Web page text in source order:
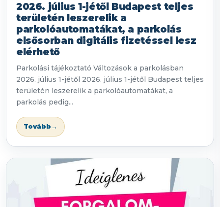
2026. július 1-jétől Budapest teljes
területén leszerelik a
parkolóautomatákat, a parkolás
elsősorban digitális fizetéssel lesz
elérhető
Parkolási tájékoztató Változások a parkolásban
2026. július 1-jétől 2026. július 1-jétől Budapest teljes
területén leszerelik a parkolóautomatákat, a
parkolás pedig...
Tovább→